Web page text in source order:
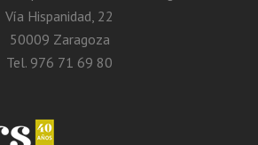
Vía Hispanidad, 22
50009 Zaragoza
Tel. 976 71 69 80